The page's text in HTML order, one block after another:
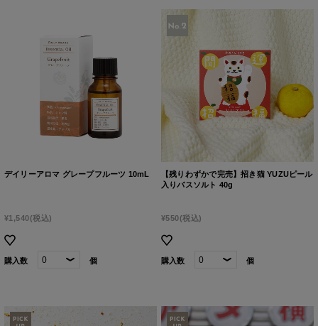
デイリーアロマ グレープフルーツ 10mL
¥1,540(税込)
購入数 個
【残りわずかで完売】招き猫 YUZUピール
入りバスソルト 40g
¥550(税込)
購入数 個